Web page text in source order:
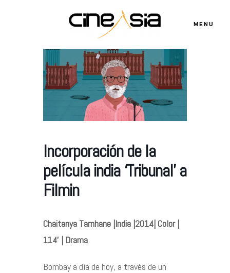
MENU
Incorporación de la
película india ‘Tribunal’ a
Filmin
Chaitanya Tamhane |India |2014| Color |
114’ | Drama
Bombay a día de hoy, a través de un